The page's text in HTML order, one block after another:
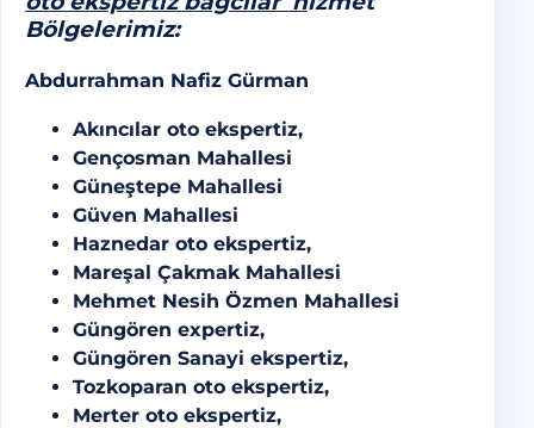
Bölgelerimiz:
Abdurrahman Nafiz Gürman
Akıncılar oto ekspertiz,
Gençosman Mahallesi
Güneştepe Mahallesi
Güven Mahallesi
Haznedar oto ekspertiz,
Mareşal Çakmak Mahallesi
Mehmet Nesih Özmen Mahallesi
Güngören expertiz,
Güngören Sanayi ekspertiz,
Tozkoparan oto ekspertiz,
Merter oto ekspertiz,